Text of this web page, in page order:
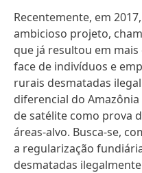
Recentemente, em
ambicioso projeto,
que já resultou em mais
face de indivíduos e
rurais desmatadas
diferencial do
de satélite como prova
áreas-alvo. Busca-se,
a regularização
desmatadas